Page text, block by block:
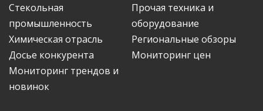
Стекольная
промышленность
Прочая техника и
оборудование
Химическая отрасль
Региональные обзоры
Досье конкурента
Мониторинг цен
Мониторинг трендов и
новинок